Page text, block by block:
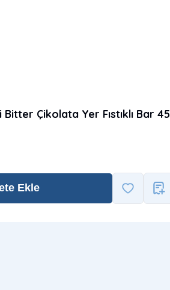
Çikolata Yer Fıstıklı Bar 45
Ekle